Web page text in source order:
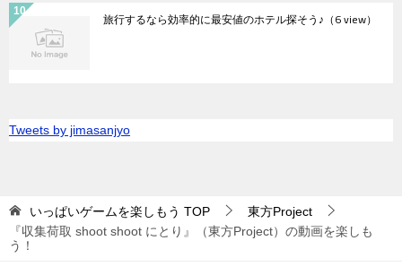
旅行するなら効率的に最安値のホテル探そう♪ （6 view）
Tweets by jimasanjyo
いっぱいゲームを楽しもう TOP
東方Project
『収集荷取 shoot shoot にとり』（東方Project）の動画を楽しも
う！